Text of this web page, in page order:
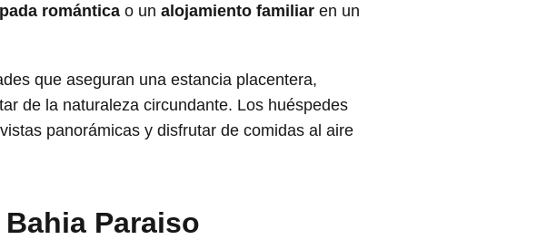
romántica o un alojamiento familiar en un
que aseguran una estancia placentera,
de la naturaleza circundante. Los huéspedes
panorámicas y disfrutar de comidas al aire
Paraiso